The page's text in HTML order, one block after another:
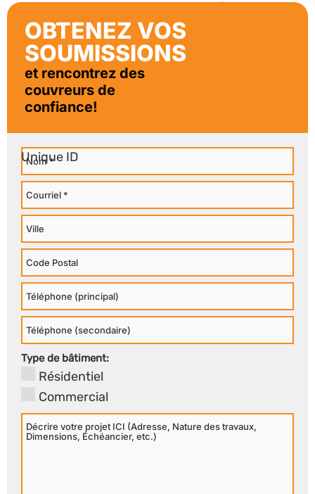
Westmount
OBTENEZ VOS
SOUMISSIONS
et rencontrez des
couvreurs de
confiance!
Nom
Courriel
Ville
Code
Postal
Téléphone
Principal
Téléphone
Secondaire
Type de bâtiment:
Résidentiel
Commercial
Décrire
votre